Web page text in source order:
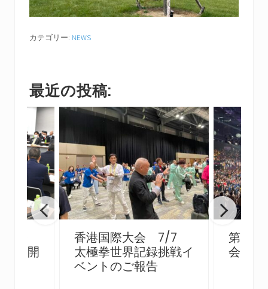
カテゴリー: NEWS
最近の投稿:
）開
香港国際大会 7/7
太極拳世界記録挑戦イ
ベントのご報告
第108
会 閉